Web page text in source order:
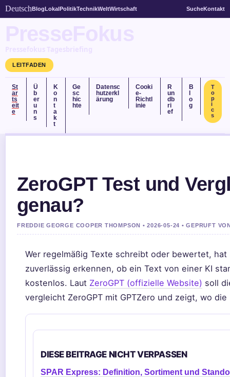
DeutschBlogLokalPolitikTechnikWeltWirtschaft SucheKontakt
PresseFokus
Pressefokus Tagesbriefing
LEITFADEN
St
ar
ts
eit
e
Ü
b
er
u
n
s
K
o
n
t
a
k
t
Ge
sc
hic
hte
Datensc
hutzerkl
ärung
Cooki
e-
Richtl
inie
R
un
db
ri
ef
B
o
g
T
o
p
i
c
s
ZeroGPT Test und
genau?
FREDDIE GEORGE COOPER THOMPSON • 2026-05-24 • GEPRUFT
Wer regelmäßig Texte schreibt oder bewertet,
zuverlässig erkennen, ob ein Text von einer KI
kostenlos. Laut ZeroGPT (offizielle Website) soll
vergleicht ZeroGPT mit GPTZero und zeigt, wo
DIESE BEITRAGE NICHT VERPASSEN
SPAR Express: Definition, Sortiment und